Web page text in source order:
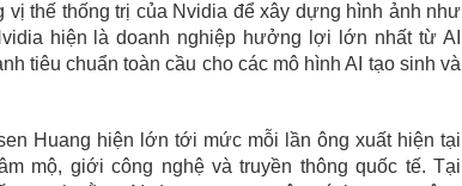
vị thế thống trị của Nvidia để xây dựng hình ảnh như
hiện là doanh nghiệp hưởng lợi lớn nhất từ AI
tiêu chuẩn toàn cầu cho các mô hình AI tạo sinh và
Huang hiện lớn tới mức mỗi lần ông xuất hiện tại
mộ, giới công nghệ và truyền thông quốc tế. Tại